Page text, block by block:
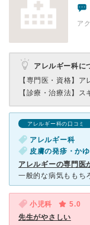
ア
アレルギー科に
【専門医・資格】 ア
【診療・治療法】 ス
アレルギー科の口コミ
アレルギー科
皮膚の発疹・か
アレルギーの専門医
小児科
5.0
先生がやさしい